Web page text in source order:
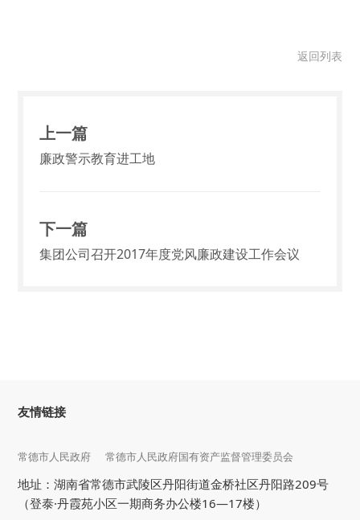
返回列表
上一篇
廉政警示教育进工地
下一篇
集团公司召开2017年度党风廉政建设工作会议
友情链接
常德市人民政府 常德市人民政府国有资产监督管理委员会
地址：湖南省常德市武陵区丹阳街道金桥社区丹阳路209号
（登泰·丹霞苑小区一期商务办公楼16—17楼）